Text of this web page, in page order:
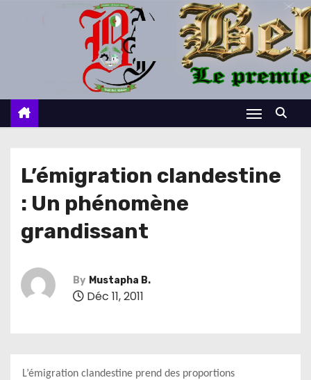
c
L’émigration clandestine
: Un phénomène
grandissant
By Mustapha B.
Déc 11, 2011
L’émigration clandestine prend des proportions